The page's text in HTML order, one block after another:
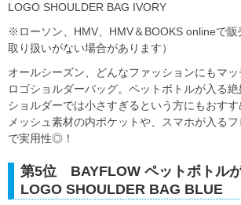
LOGO SHOULDER BAG IVORY
※ローソン、HMV、HMV＆BOOKS onlineで販
取り扱いがない場合があります）
オールシーズン、どんなファッションにもマ
ロゴショルダーバッグ。ペットボトルが入る
ショルダーでは小さすぎるという方にもおす
メッシュ素材の内ポケットや、スマホが入る
で実用性◎！
第5位 BAYFLOW ペットボトルが
LOGO SHOULDER BAG BLUE